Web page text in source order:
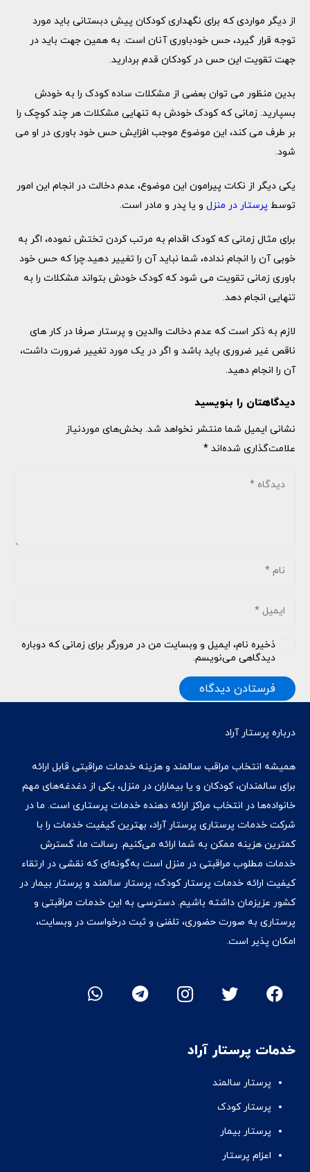
از دیگر مواردی که برای نگهداری کودکان پیش دبستانی باید مورد
توجه قرار گیرد، حس خودباوری آنان است. به همین جهت باید در
جهت تقویت این حس در کودکان قدم بردارید.
بدین منظور می توان بعضی از مشکلات ساده کودک را به خودش
بسپارید. زمانی که کودک خودش به تنهایی مشکلات هر چند کوچک را
بر طرف می کند، این موضوع موجب افزایش حس خود باوری در او می
شود.
یکی دیگر از نکات پیرامون این موضوع، عدم دخالت در انجام این امور
توسط پرستار در منزل و یا پدر و مادر است.
برای مثال زمانی که کودک اقدام به مرتب کردن تختش نموده، اگر به
خوبی آن را انجام نداده، شما نباید آن را تغییر دهید.چرا که حس خود
باوری زمانی تقویت می شود که کودک خودش بتواند مشکلات را به
تنهایی انجام دهد.
لازم به ذکر است که عدم دخالت والدین و پرستار صرفا در کار های
ناقص غیر ضروری باید باشد و اگر در یک مورد تغییر ضرورت داشت،
آن را انجام دهید.
دیدگاهتان را بنویسید
نشانی ایمیل شما منتشر نخواهد شد. بخش‌های موردنیاز
علامت‌گذاری شده‌اند *
ذخیره نام، ایمیل و وبسایت من در مرورگر برای زمانی که دوباره
دیدگاهی می‌نویسم.
فرستادن دیدگاه
درباره پرستار آراد
همیشه انتخاب مراقب سالمند و هزینه خدمات مراقبتی قابل ارائه
برای سالمندان، کودکان و یا بیماران در منزل، یکی از دغدغه‌های مهم
خانواده‌ها در انتخاب مراکز ارائه دهنده خدمات پرستاری است. ما در
شرکت خدمات پرستاری پرستار آراد، بهترین کیفیت خدمات را با
کمترین هزینه ممکن به شما ارائه می‌کنیم. رسالت ما، گسترش
خدمات مطلوب مراقبتی در منزل است به‌گونه‌ای که نقشی در ارتقاء
کیفیت ارائه خدمات پرستار کودک، پرستار سالمند و پرستار بیمار در
کشور عزیزمان داشته‌ باشیم. دسترسی به این خدمات مراقبتی و
پرستاری به صورت حضوری، تلفنی و ثبت درخواست در وبسایت،
امکان پذیر است.
خدمات پرستار آراد
پرستار سالمند
پرستار کودک
پرستار بیمار
اعزام پرستار